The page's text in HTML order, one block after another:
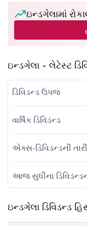
ઇન્ડગેલામાં
ઇન્ડગેલા - લેટેસ્ટ
ડિવિડન્ડ ઉપજ
વાર્ષિક ડિવિડન્ડ
એક્સ-ડિવિડન્ડની
આજ સુધીના
ઇન્ડગેલા ડિવિડન્ડ